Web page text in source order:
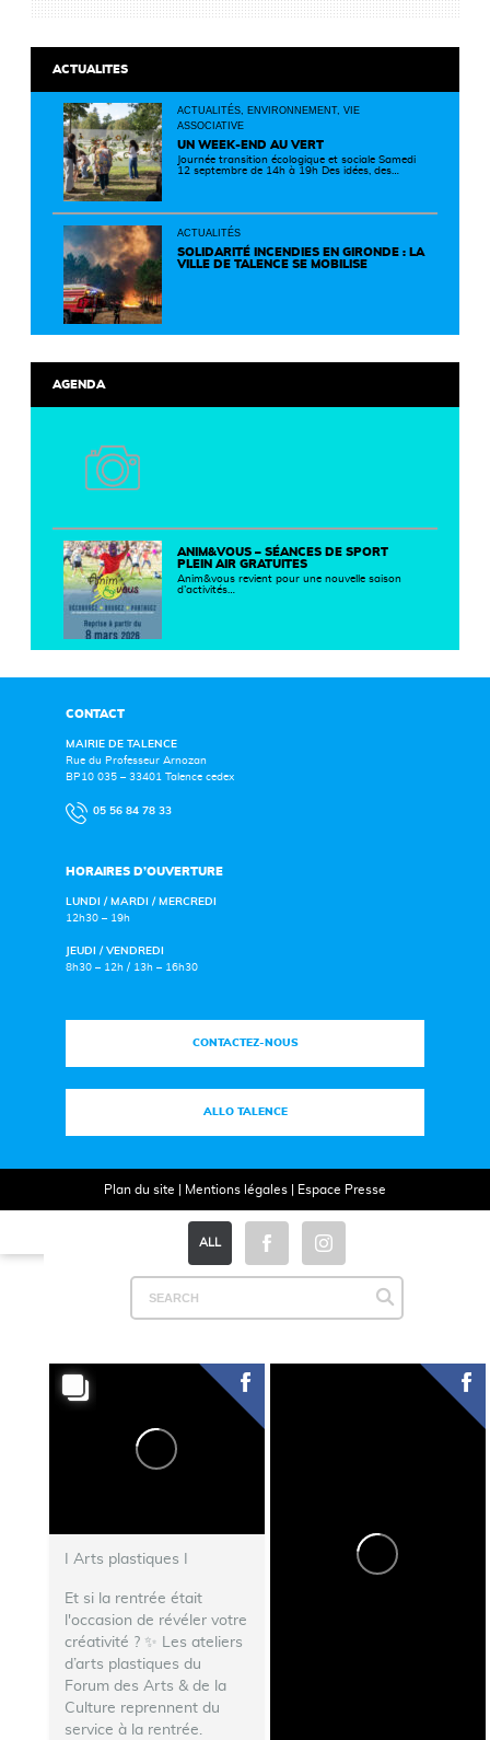
ALL
I Arts plastiques I
Et si la rentrée était
l'occasion de révéler votre
créativité ? ✨ Les ateliers
d’arts plastiques du
Forum des Arts & de la
Culture reprennent du
service à la rentrée.
ACTUALITES
ACTUALITÉS, ENVIRONNEMENT, VIE
ASSOCIATIVE
UN WEEK-END AU VERT
Journée transition écologique et sociale Samedi
12 septembre de 14h à 19h Des idées, des
un territoire plus durable et solidaire.
ACTUALITÉS
SOLIDARITÉ INCENDIES EN GIRONDE : LA
VILLE DE TALENCE SE MOBILISE
AGENDA
ANIM&VOUS – SÉANCES DE SPORT
PLEIN AIR GRATUITES
Anim&vous revient pour une nouvelle saison
d’activités…
CONTACT
MAIRIE DE TALENCE
Rue du Professeur Arnozan
BP10 035 – 33401 Talence cedex
05 56 84 78 33
HORAIRES D’OUVERTURE
LUNDI / MARDI / MERCREDI
12h30 – 19h
JEUDI / VENDREDI
8h30 – 12h / 13h – 16h30
CONTACTEZ-NOUS
ALLO TALENCE
Plan du site Mentions légales| Espace Presse